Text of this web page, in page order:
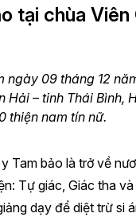
tại chùa Viên
ngày 09 tháng 12
Hải – tỉnh Thái
thiện nam tín nữ.
Tam bảo là trở về
Tự giác, Giác tha
dạy để diệt trừ si